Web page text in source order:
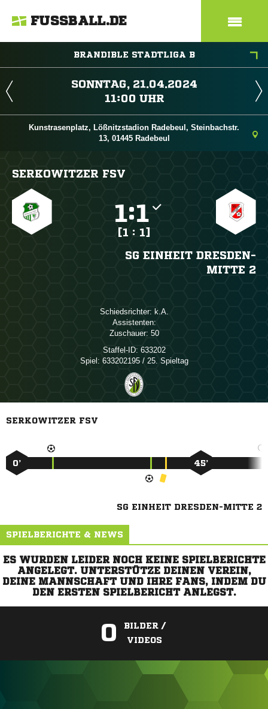
FUSSBALL.DE
BRANDIBLE STADTLIGA B
 
 
Kunstrasenplatz, Lößnitzstadion Radebeul, Steinbachstr.
13, 01445 Radebeul
SERKOWITZER FSV
:
[1 : 1]
SG EINHEIT DRESDEN-
MITTE 2
Schiedsrichter: 
Assistenten:
Zuschauer: 50
Staffel-ID: 633202
Spiel: 633202195 / 25. Spieltag
SERKOWITZER FSV
0’ 45’
SG EINHEIT DRESDEN-MITTE 2
SPIELBERICHTE & NEWS
ES WURDEN LEIDER NOCH KEINE SPIELBERICHTE
ANGELEGT. UNTERSTÜTZE DEINEN VEREIN,
DEINE MANNSCHAFT UND IHRE FANS, INDEM DU
DEN ERSTEN SPIELBERICHT ANLEGST.
0
BILDER /
VIDEOS